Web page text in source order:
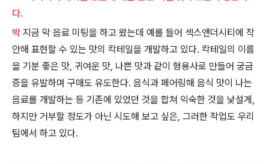
다.
박 지금 막 음료 미팅을 하고 왔는데 예를 들어 섹스앤더시티에 착
안해 표현할 수 있는 맛의 칵테일을 개발하고 있다. 칵테일의 이름
을 기분 좋은 맛, 귀여운 맛, 나쁜 맛과 같이 형용사로 만들어 궁금
증을 유발하며 구매도 유도한다. 음식과 페어링해 음식 맛이 나는
음료를 개발하는 등 기존에 있었던 것을 합쳐 익숙한 것을 낯설게,
하지만 거부할 정도가 아닌 시도해 보고 싶은, 그러한 작업도 우리
팀에서 하고 있다.